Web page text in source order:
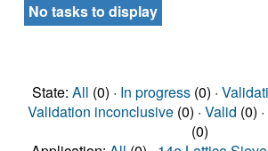
No tasks to display
State: All (0) · In progress(0) ·
Validation inconclusive(0) · Valid (0) ·
(0)